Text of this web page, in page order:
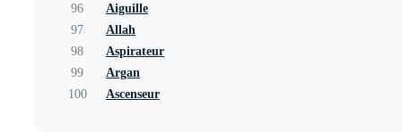
96
Aiguille
97
Allah
98
Aspirateur
99
Argan
100
Ascenseur